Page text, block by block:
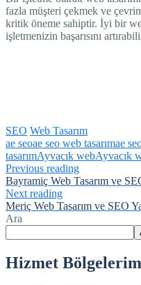
fazla müşteri çekmek ve
kritik öneme sahiptir. İyi bir
işletmenizin başarısını
SEO Web Tasarım
ae seoae seo web tasarımae
tasarımAyvacık webAyvacık
Previous reading
Bayramiç Web Tasarım ve
Next reading
Meriç Web Tasarım ve SEO
Ara
Hizmet